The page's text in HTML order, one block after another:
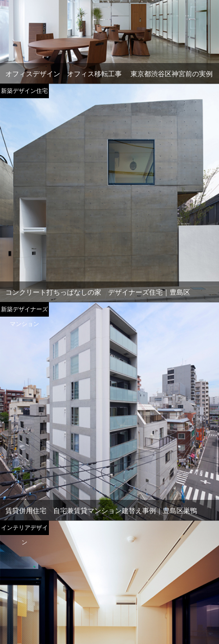
オフィスデザイン オフィス移転工事 東京都渋谷区神宮前の実例
コンクリート打ちっぱなしの家 デザイナーズ住宅｜豊島区
新築デザイン住宅
賃貸併用住宅 自宅兼賃貸マンション建替え事例｜豊島区巣鴨
新築デザイナーズ
マンション
インテリアデザイ
ン